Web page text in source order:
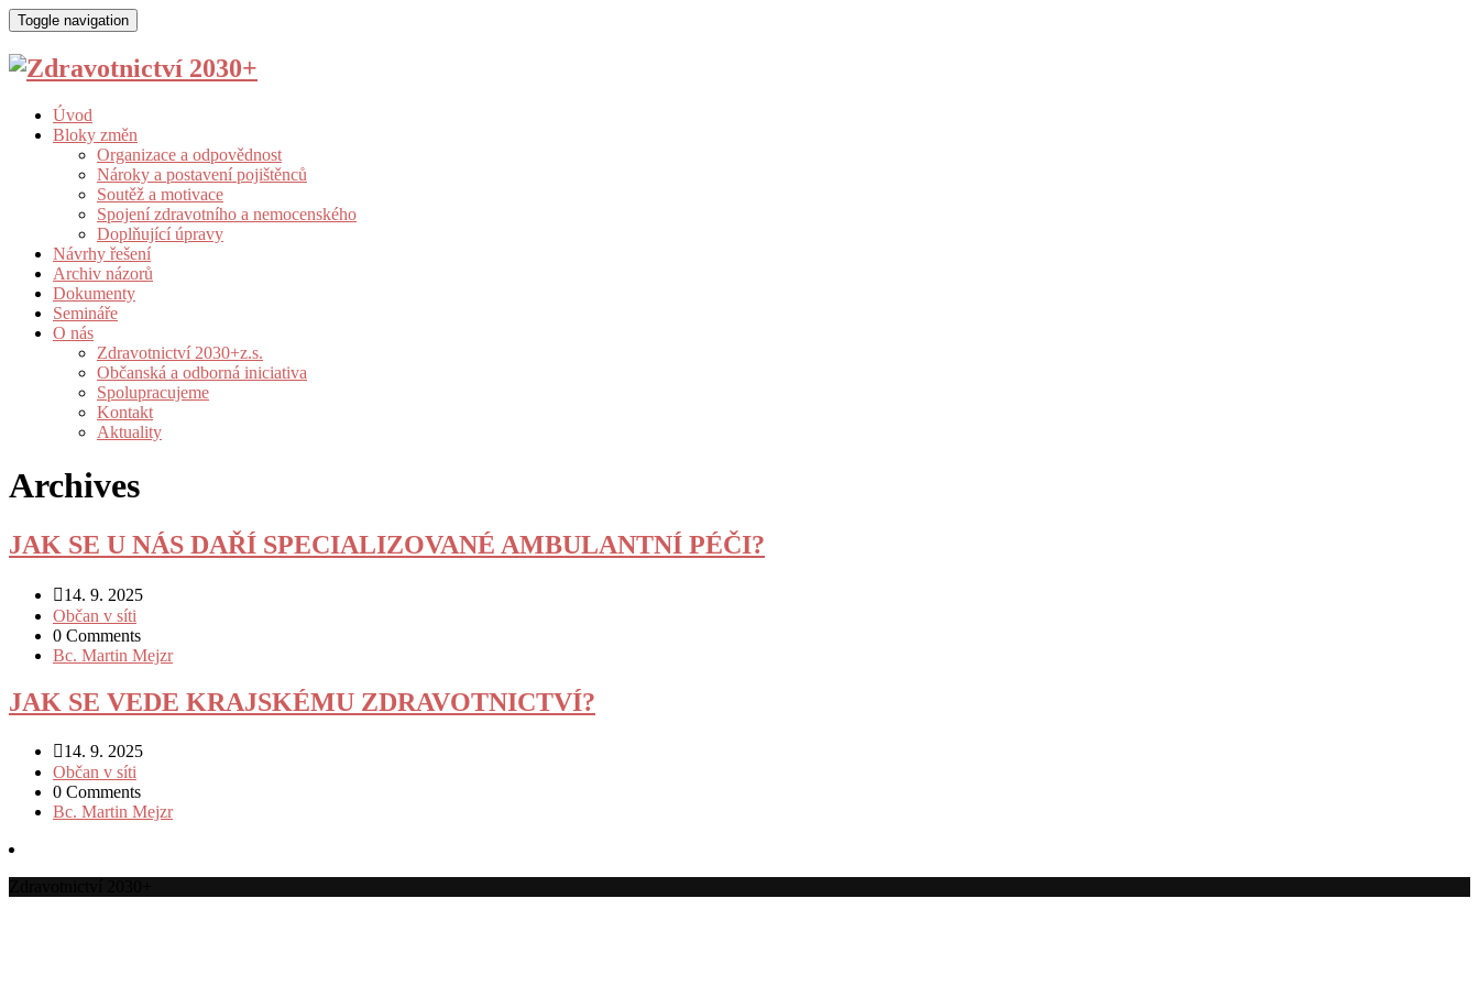
Toggle navigation
Úvod
Bloky změn
Organizace a odpovědnost
Nároky a postavení pojištěnců
Soutěž a motivace
Spojení zdravotního a nemocenského
Doplňující úpravy
Návrhy řešení
Archiv názorů
Dokumenty
Semináře
O nás
Zdravotnictví 2030+z.s.
Občanská a odborná iniciativa
Spolupracujeme
Kontakt
Aktuality
Archives
JAK SE U NÁS DAŘÍ SPECIALIZOVANÉ AMBULANTNÍ PÉČI?
14. 9. 2025
Občan v síti
0 Comments
Bc. Martin Mejzr
JAK SE VEDE KRAJSKÉMU ZDRAVOTNICTVÍ?
14. 9. 2025
Občan v síti
0 Comments
Bc. Martin Mejzr